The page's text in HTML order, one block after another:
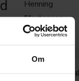
Om
Henning
Mortensen
3
kursuspoint